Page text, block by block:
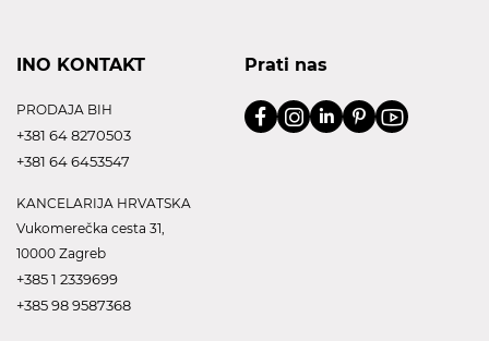
INO KONTAKT
PRODAJA BIH
+381 64 8270503
+381 64 6453547
KANCELARIJA HRVATSKA
Vukomerečka cesta 31,
10000 Zagreb
+385 1 2339699
+385 98 9587368
Prati nas